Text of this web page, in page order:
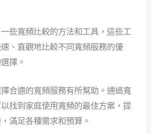
些寬頻比較的方法和工具，這些工
、直觀地比較不同寬頻服務的優
擇。
合適的寬頻服務有所幫助。通過寬
找到家庭使用寬頻的最佳方案，提
滿足各種需求和預算。